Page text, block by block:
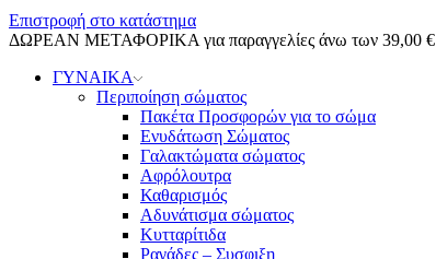
Επιστροφή στο κατάστημα
ΔΩΡΕΑΝ ΜΕΤΑΦΟΡΙΚΑ για παραγγελίες άνω των 39,00 €
ΓΥΝΑΙΚΑ
Περιποίηση σώματος
Πακέτα Προσφορών για το σώμα
Ενυδάτωση Σώματος
Γαλακτώματα σώματος
Αφρόλουτρα
Καθαρισμός
Αδυνάτισμα σώματος
Κυτταρίτιδα
Ραγάδες – Συσφιξη